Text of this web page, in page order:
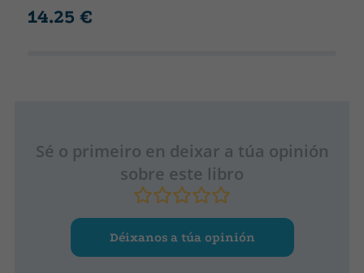
14.25 €
Sé o primeiro en deixar a túa opinión
sobre este libro
Déixanos a túa opinión